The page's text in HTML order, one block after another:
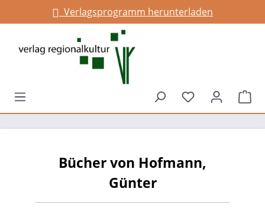
springenVerlagsprogramm herunterladen
Du hast 0
Bücher von Hofmann,
Günter